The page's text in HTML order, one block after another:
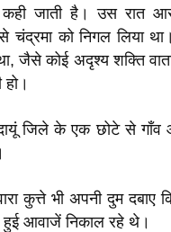
कही जाती है। उस रात
चंद्रमा को निगल लिया
था, जैसे कोई अदृश्य शक्ति
के एक छोटे से गाँव
भी अपनी दुम दबाए
हुई आवाजें निकाल रहे थे।